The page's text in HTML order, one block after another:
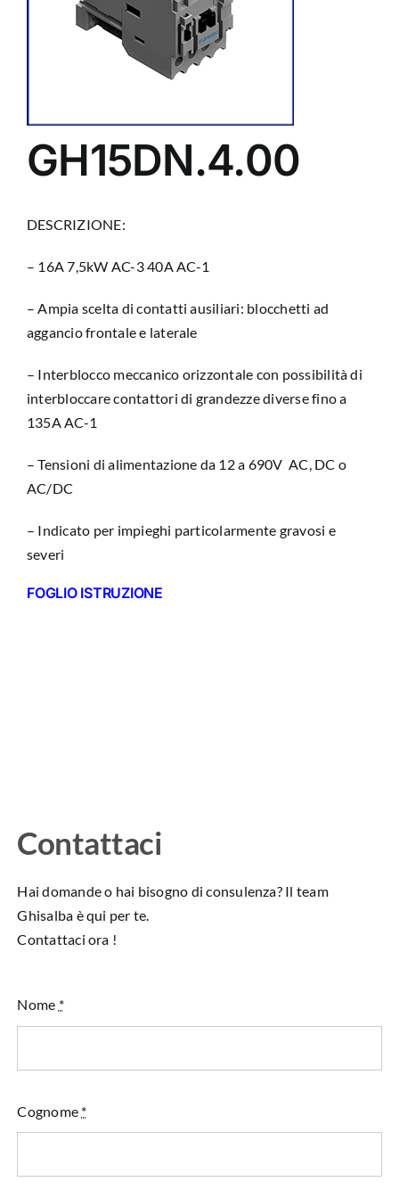
GH15DN.4.00
DESCRIZIONE:
– 16A 7,5kW AC-3 40A AC-1
– Ampia scelta di contatti ausiliari: blocchetti ad
aggancio frontale e laterale
– Interblocco meccanico orizzontale con possibilità di
interbloccare contattori di grandezze diverse fino a
135A AC-1
– Tensioni di alimentazione da 12 a 690V AC, DC o
AC/DC
– Indicato per impieghi particolarmente gravosi e
severi
FOGLIO ISTRUZIONE
Contattaci
Hai domande o hai bisogno di consulenza? Il team
Ghisalba è qui per te.
Contattaci ora !
Nome *
Cognome *